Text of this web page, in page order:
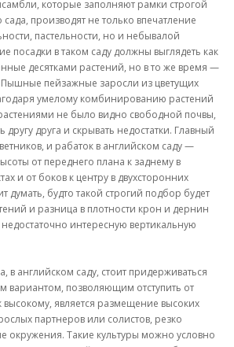
которые заполняют рамки строгой
сада, производят не только впечатление
пастельности, но и небывалой
посадки в таком саду должны выглядеть как
десятками растений, но в то же время —
пейзажные заросли из цветущих
умелому комбинированию растений
не было видно свободной почвы,
друга и скрывать недостатки. Главный
и рабаток в английском саду —
от переднего плана к заднему в
и от боков к центру в двухсторонних
думать, будто такой строгий подбор будет
и разница в плотности крон и дернин
интересную вертикальную
в английском саду, стоит придерживаться
вариантом, позволяющим отступить от
высокому, является размещение высоких
партнеров или солистов, резко
окружения. Такие культуры можно условно